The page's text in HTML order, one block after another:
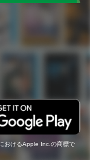
おけるApple Inc.の商標で